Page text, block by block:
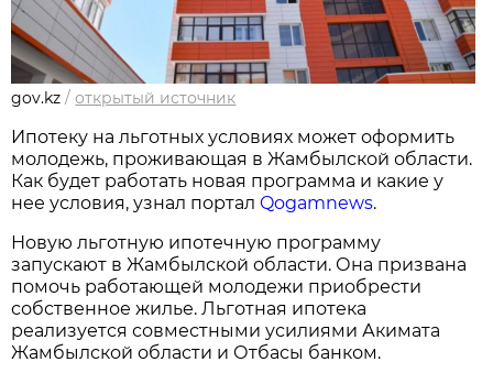
gov.kz /открытый источник
Ипотеку на льготных условиях может оформить
молодежь, проживающая в Жамбылской области.
Как будет работать новая программа и какие у
нее условия, узнал порталQogamnews.
Новую льготную ипотечную программу
запускают в Жамбылской области. Она призвана
помочь работающей молодежи приобрести
собственное жилье. Льготная ипотека
реализуется совместными усилиями Акимата
Жамбылской области и Отбасы банком.